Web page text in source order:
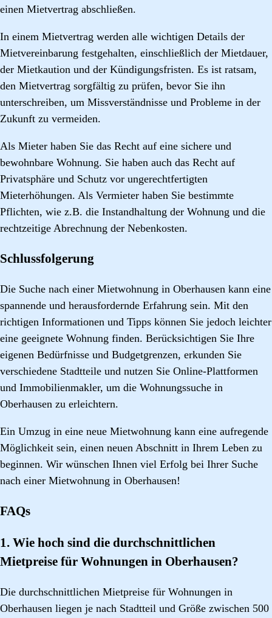
einen Mietvertrag abschließen.
In einem Mietvertrag werden alle wichtigen Details der
Mietvereinbarung festgehalten, einschließlich der Mietdauer,
der Mietkaution und der Kündigungsfristen. Es ist ratsam,
den Mietvertrag sorgfältig zu prüfen, bevor Sie ihn
unterschreiben, um Missverständnisse und Probleme in der
Zukunft zu vermeiden.
Als Mieter haben Sie das Recht auf eine sichere und
bewohnbare Wohnung. Sie haben auch das Recht auf
Privatsphäre und Schutz vor ungerechtfertigten
Mieterhöhungen. Als Vermieter haben Sie bestimmte
Pflichten, wie z.B. die Instandhaltung der Wohnung und die
rechtzeitige Abrechnung der Nebenkosten.
Schlussfolgerung
Die Suche nach einer Mietwohnung in Oberhausen kann eine
spannende und herausfordernde Erfahrung sein. Mit den
richtigen Informationen und Tipps können Sie jedoch leichter
eine geeignete Wohnung finden. Berücksichtigen Sie Ihre
eigenen Bedürfnisse und Budgetgrenzen, erkunden Sie
verschiedene Stadtteile und nutzen Sie Online-Plattformen
und Immobilienmakler, um die Wohnungssuche in
Oberhausen zu erleichtern.
Ein Umzug in eine neue Mietwohnung kann eine aufregende
Möglichkeit sein, einen neuen Abschnitt in Ihrem Leben zu
beginnen. Wir wünschen Ihnen viel Erfolg bei Ihrer Suche
nach einer Mietwohnung in Oberhausen!
FAQs
1. Wie hoch sind die durchschnittlichen
Mietpreise für Wohnungen in Oberhausen?
Die durchschnittlichen Mietpreise für Wohnungen in
Oberhausen liegen je nach Stadtteil und Größe zwischen 500